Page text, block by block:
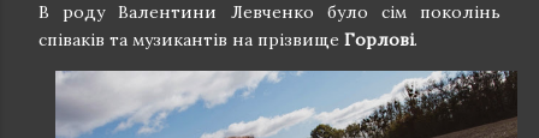
В роду Валентини Левченко було сім поколінь
співаків та музикантів на прізвище Горлові.